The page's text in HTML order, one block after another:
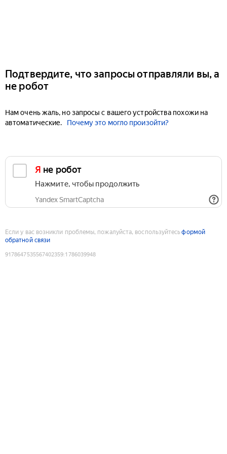
Подтвердите, что запросы отправляли вы, а
не робот
Нам очень жаль, но запросы с вашего устройства похожи на
автоматические.
Почему это могло произойти?
Я не робот
Нажмите, чтобы продолжить
Yandex SmartCaptcha
Если у вас возникли проблемы, пожалуйста, воспользуйтесьформой
обратной связи
9178647535567402359:1786039948